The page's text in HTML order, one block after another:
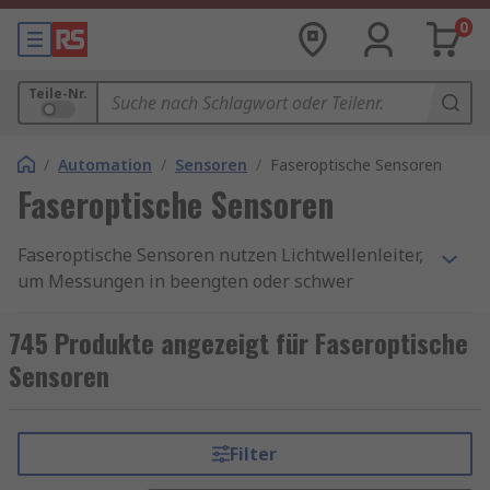
0
Teile-Nr.
/ Automation / Sensoren / Faseroptische Sensoren
Faseroptische Sensoren
Faseroptische Sensoren nutzen Lichtwellenleiter,
um Messungen in beengten oder schwer
Diese Glasfasersensoren bestehen aus
transparenten Fasern aus Glas (Siliziumdioxid)
oder Kunststoff, die dünner als ein menschliches
Enden, um ein elektrisches Signal zu erzeugen.
Besonders faseroptische Temperatursensoren
745 Produkte angezeigt für Faseroptische
Sensoren
Filter